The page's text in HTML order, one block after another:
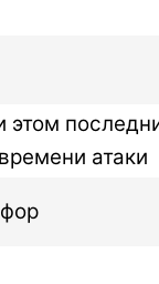
атаки